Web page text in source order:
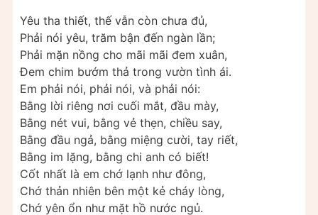
Yêu tha thiết, thế vẫn còn chưa đủ,
Phải nói yêu, trăm bận đến ngàn lần;
Phải mặn nồng cho mãi mãi đem xuân,
Đem chim bướm thả trong vườn tình ái.
Em phải nói, phải nói, và phải nói:
Bằng lời riêng nơi cuối mắt, đầu mày,
Bằng nét vui, bằng vẻ thẹn, chiều say,
Bằng đầu ngả, bằng miệng cười, tay riết,
Bằng im lặng, bằng chi anh có biết!
Cốt nhất là em chớ lạnh như đông,
Chớ thản nhiên bên một kẻ cháy lòng,
Chớ yên ổn như mặt hồ nước ngủ.